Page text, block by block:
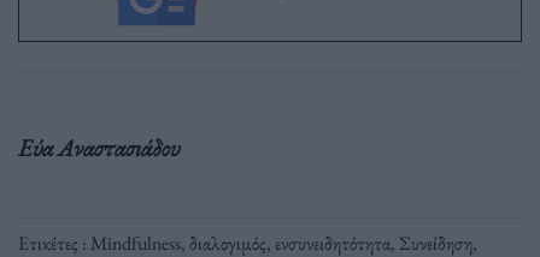
Εύα Αναστασιάδου
Ετικέτες : Mindfulness,διαλογιμός, ενσυνειδητότητα, Συνείδηση,